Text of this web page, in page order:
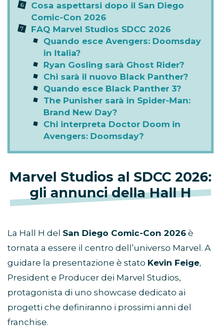
Cosa aspettarsi dopo il San Diego
Comic-Con 2026
FAQ Marvel Studios SDCC 2026
Quando esce Avengers: Doomsday
in Italia?
Ryan Gosling sarà Ghost Rider?
Chi sarà il nuovo Black Panther?
Quando esce Black Panther 3?
The Punisher sarà in Spider-Man:
Brand New Day?
Chi interpreta Doctor Doom in
Avengers: Doomsday?
Marvel Studios al SDCC 2026:
gli annunci della Hall H
La Hall H del San Diego Comic-Con 2026 è
tornata a essere il centro dell’universo Marvel. A
guidare la presentazione è stato Kevin Feige,
President e Producer dei Marvel Studios,
protagonista di uno showcase dedicato ai
progetti che definiranno i prossimi anni del
franchise.